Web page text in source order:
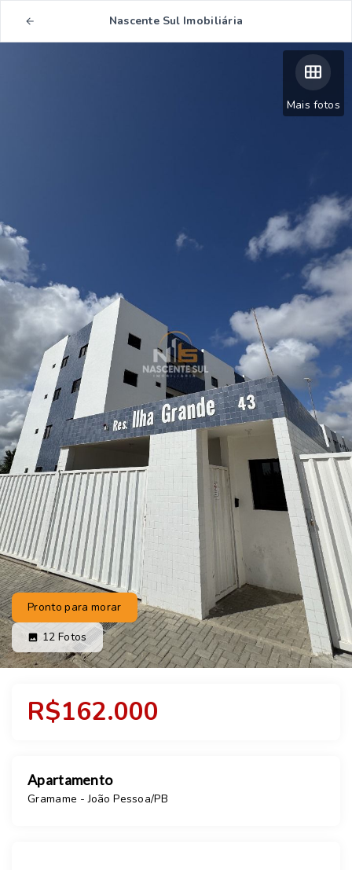
Nascente Sul Imobiliária
Mais fotos
Pronto para morar
12 Fotos
R$162.000
Apartamento
Gramame - João Pessoa/PB